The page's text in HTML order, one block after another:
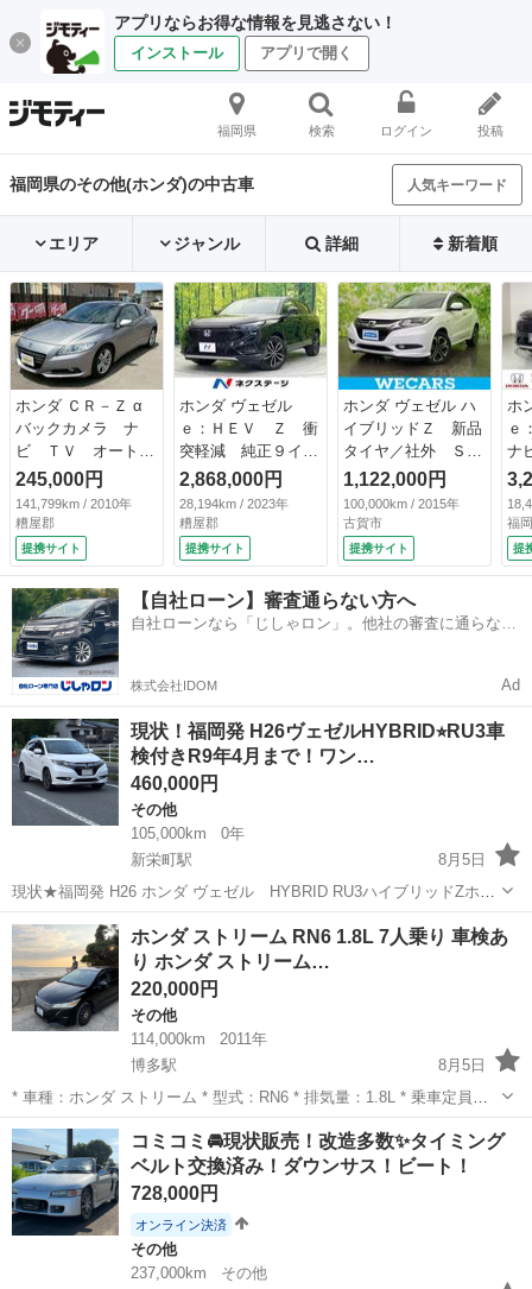
アプリならお得な情報を見逃さない！
インストール アプリで開く
福岡県 検索 ログイン 投稿
福岡県のその他(ホンダ)の中古車 人気キーワード
エリア ジャンル 詳細 新着順
ホンダ ＣＲ－Ｚ α
バックカメラ ナ
ビ ＴＶ オートク
ルーズコントロー
ル ＣＶＴ オート
ライト ＨＩＤ ス
マートキー 電動格
納ミラー アルミホ
イール 盗難防止シ
ステム 衝突安全ボ
ディ ＡＢＳ ＥＳ
Ｃ ＣＤ エアコン
（検9.4）
245,000円
141,799km / 2010年
糟屋郡
提携サイト
ホンダ ヴェゼル
ｅ：ＨＥＶ Ｚ 衝
突軽減 純正９イン
チナビ バックカメ
ラ 禁煙車 レーダ
ークルーズ ドラレ
コ レーンアシス
ト クリアランスソ
ナー ＬＥＤヘッ
ド オートマチック
ハイビーム オート
コン （車検整備
2,868,000円
28,194km / 2023年
糟屋郡
提携サイト
ホンダ ヴェゼル ハ
イブリッドＺ 新品
タイヤ／社外 ＳＤ
ナビ／シティーブレ
ーキアクティブシス
テム（ホンダ）／シ
ートヒーター 前席
／シート ハーフレ
ザー／ヘッドラン
プ ＬＥＤ／Ｂｌｕ
ｅｔｏｏｔｈ接続／
1,122,000円
100,000km / 2015年
古賀市
提携サイト
ホ
ｅ
ナ
ア
ラ
追
ル
オ
エ
フ
福
提
【自社ローン】審査通らない方へ
自社ローンなら「じしゃロン」。他社の審査に通らなか
株式会社IDOM Ad
現状！福岡発 H26ヴェゼルHYBRID⭐︎RU3車
検付きR9年4月まで！ワン…
460,000円
その他
105,000km
0年
新栄町駅
8月5日
現状★福岡発 H26 ホンダ ヴェゼル HYBRID RU3ハイブリッドZホン
ダセンシング 車検付きR9年4月まで！ワンオーナー ホンダ ヴェゼ
ル ハイブリッドZの出品になります。 エンジン、ミッション共に良
好です。 ペ...
福岡 大牟田市 新栄町駅
ホンダ ストリーム RN6 1.8L 7人乗り 車検あ
り ホンダ ストリーム…
220,000円
その他
114,000km
2011年
博多駅
8月5日
* 車種：ホンダ ストリーム * 型式：RN6 * 排気量：1.8L * 乗車定員：7
人 * 走行距離：約11万km * 車検：あり * 駆動方式：FF * ミッション：
AT 【装備・状態】 * ETC付き * エアコン...
福岡 福岡市 その他
コミコミ🚘現状販売！改造多数✨タイミング
ベルト交換済み！ダウンサス！ビート！
728,000円
オンライン決済
その他
237,000km
その他